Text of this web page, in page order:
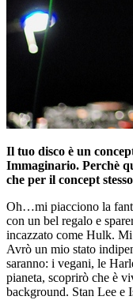
Il tuo disco è un
Immaginario. Perchè
che per il concept
Oh…mi piacciono la
con un bel regalo e
incazzato come Hulk.
Avrò un mio stato
saranno: i vegani, le
pianeta, scoprirò che è
background. Stan Lee